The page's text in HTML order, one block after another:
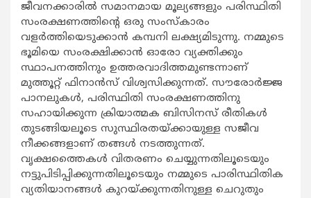
ജീവനക്കാരില്‍ സമാനമായ മൂല്യങ്ങളും പരിസ്ഥിതി
സംരക്ഷണത്തിന്‍റെ ഒരു സംസ്കാരം
വളര്‍ത്തിയെടുക്കാന്‍ കമ്പനി ലക്ഷ്യമിടുന്നു. നമ്മുടെ
ഭൂമിയെ സംരക്ഷിക്കാന്‍ ഓരോ വ്യക്തിക്കും
സ്ഥാപനത്തിനും ഉത്തരവാദിത്തമുണ്ടന്നാണ്
മുത്തൂറ്റ് ഫിനാന്‍സ് വിശ്വസിക്കുന്നത്. സൗരോര്‍ജ്ജ
പാനലുകള്‍, പരിസ്ഥിതി സംരക്ഷണത്തിനു
സഹായിക്കുന്ന ക്രിയാത്മക ബിസിനസ് രീതികള്‍
തുടങ്ങിയലൂടെ സുസ്ഥിരതയ്ക്കായുള്ള സജീവ
നീക്കങ്ങളാണ് തങ്ങള്‍ നടത്തുന്നത്.
വൃക്ഷത്തൈകള്‍ വിതരണം ചെയ്യുന്നതിലൂടെയും
നട്ടുപിടിപ്പിക്കുന്നതിലൂടെയും നമ്മുടെ പാരിസ്ഥിതിക
വ്യതിയാനങ്ങള്‍ കുറയ്ക്കുന്നതിനുള്ള ചെറുതും